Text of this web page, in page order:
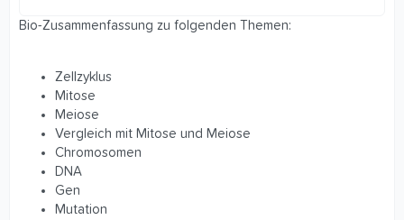
Bio-Zusammenfassung zu folgenden Themen:
Zellzyklus
Mitose
Meiose
Vergleich mit Mitose und Meiose
Chromosomen
DNA
Gen
Mutation